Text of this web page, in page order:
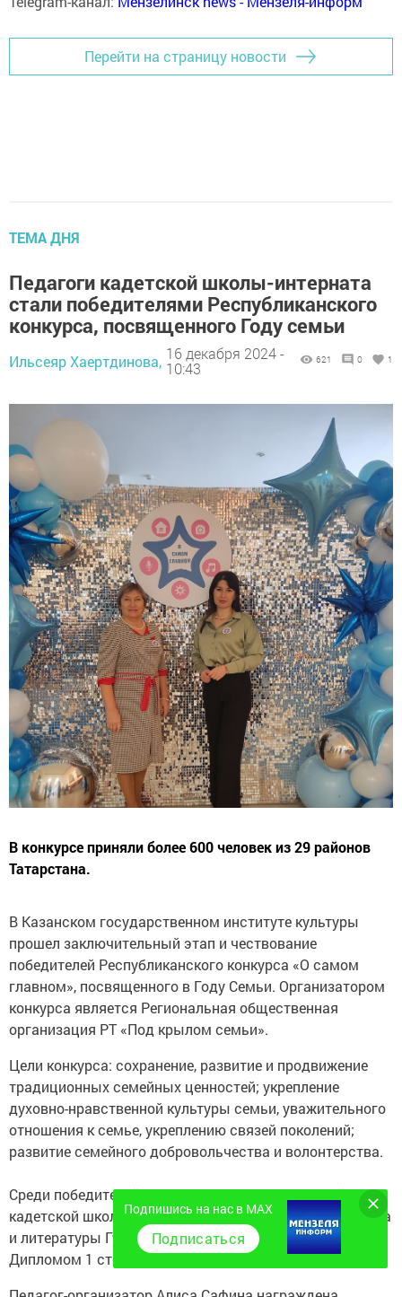
Перейти на страницу новости
ТЕМА ДНЯ
Педагоги кадетской школы-интерната
стали победителями Республиканского
конкурса, посвященного Году семьи
Ильсеяр Хаертдинова, 16 декабря 2024 -
10:43
621 0 1
В конкурсе приняли более 600 человек из 29 районов
Татарстана.
В Казанском государственном институте культуры
прошел заключительный этап и чествование
победителей Республиканского конкурса «О самом
главном», посвященного в Году Семьи. Организатором
конкурса является Региональная общественная
организация РТ «Под крылом семьи».
Цели конкурса: сохранение, развитие и продвижение
традиционных семейных ценностей; укрепление
духовно-нравственной культуры семьи, уважительного
отношения к семье, укреплению связей поколений;
развитие семейного добровольчества и волонтерства.
Среди победителей были педагоги Мензелинской
кадетской школы-интерната. Учитель татарского языка
и литературы Гузелия Хамматова награждена
Дипломом 1 степени в номинации «Спасибо, МАМА».
Подпишись на нас в MAX
Подписаться